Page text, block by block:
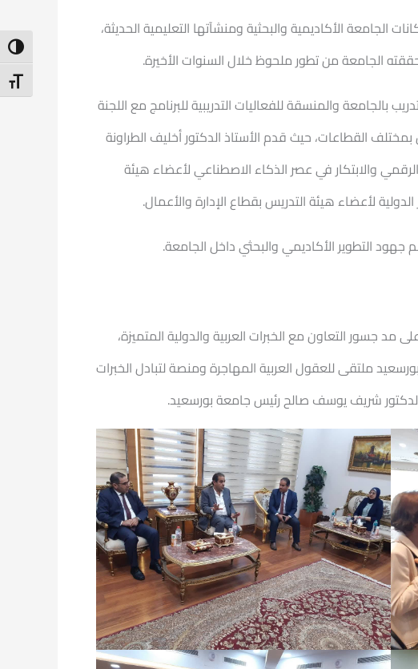
الأكاديمية والبحثية ومنشآتها التعليمية الحديثة،
الجامعة من تطور ملحوظ خلال السنوات الأخيرة.
والمنسقة للفعاليات التدريبية للبرنامج مع اللجنة
القطاعات، حيث قدم الأستاذ الدكتور أخليف الطراونة
والابتكار في عصر الذكاء الاصطناعي لأعضاء هيئة
لأعضاء هيئة التدريس بقطاع الإدارة والأعمال.
التطوير الأكاديمي والبحثي داخل الجامعة.
جسور التعاون مع الخبرات العربية والدولية المتميزة،
ملتقى للعقول العربية المهاجرة ومنصة لتبادل الخبرات
الدكتور شريف يوسف صالح رئيس جامعة بورسعيد.